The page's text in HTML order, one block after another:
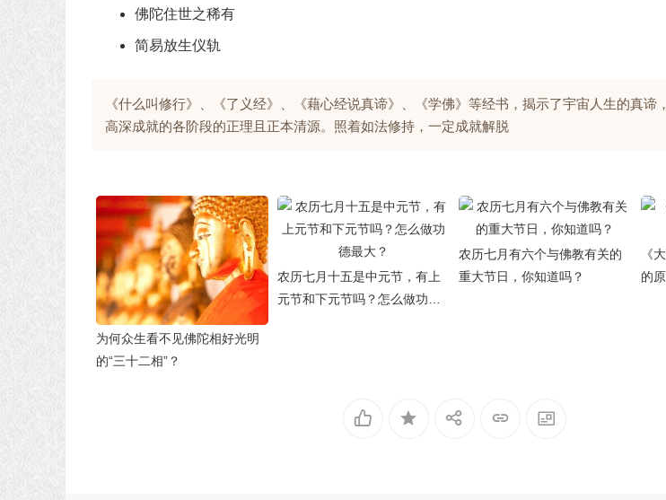
佛陀住世之稀有
简易放生仪轨
《什么叫修行》、《了义经》、《藉心经说真谛》、《学佛》等经书，揭示了宇宙人生的真谛
高深成就的各阶段的正理且正本清源。照着如法修持，一定成就解脱
为何众生看不见佛陀相好光明
的“三十二相”？
农历七月十五是中元节，有上
元节和下元节吗？怎么做功德
农历七月有六个与佛教有关的
重大节日，你知道吗？
《
的